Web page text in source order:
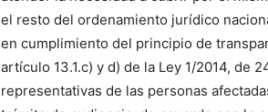
el resto del ordenamiento jurídico
en cumplimiento del principio de
artículo 13.1.c) y d) de la Ley 1/2014, de
representativas de las personas